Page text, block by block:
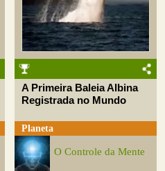
A Primeira Baleia Albina
Registrada no Mundo
Planeta
O Controle da Mente